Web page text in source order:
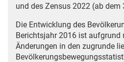
und des Zensus 2022 (ab dem
Die Entwicklung des
Berichtsjahr 2016 ist aufgrund
Änderungen in den zugrunde